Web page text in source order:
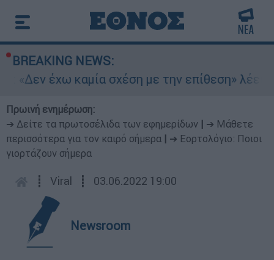
BREAKING NEWS:
«Δεν έχω καμία σχέση με την επίθεση» λέει
Πρωινή ενημέρωση:
➔ Δείτε τα πρωτοσέλιδα των εφημερίδων
➔ Μάθετε
περισσότερα για τον καιρό σήμερα
➔ Εορτολόγιο: Ποιοι
γιορτάζουν σήμερα
┋ Viral ┋ 03.06.2022 19:00
Newsroom